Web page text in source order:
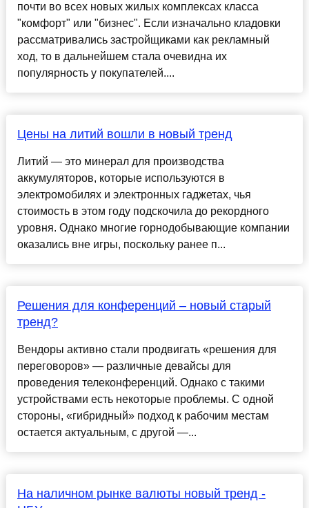
почти во всех новых жилых комплексах класса
"комфорт" или "бизнес". Если изначально кладовки
рассматривались застройщиками как рекламный
ход, то в дальнейшем стала очевидна их
популярность у покупателей....
Цены на литий вошли в новый тренд
Литий — это минерал для производства
аккумуляторов, которые используются в
электромобилях и электронных гаджетах, чья
стоимость в этом году подскочила до рекордного
уровня. Однако многие горнодобывающие компании
оказались вне игры, поскольку ранее п...
Решения для конференций – новый старый
тренд?
Вендоры активно стали продвигать «решения для
переговоров» — различные девайсы для
проведения телеконференций. Однако с такими
устройствами есть некоторые проблемы. С одной
стороны, «гибридный» подход к рабочим местам
остается актуальным, с другой —...
На наличном рынке валюты новый тренд -